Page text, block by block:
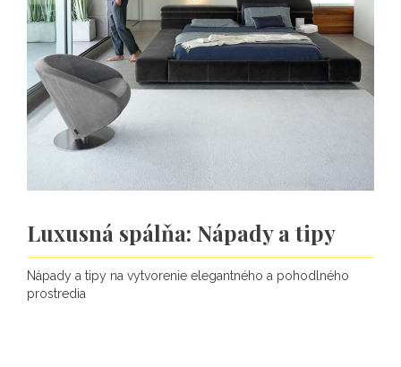
Luxusná spálňa: Nápady a tipy
Nápady a tipy na vytvorenie elegantného a pohodlného
prostredia